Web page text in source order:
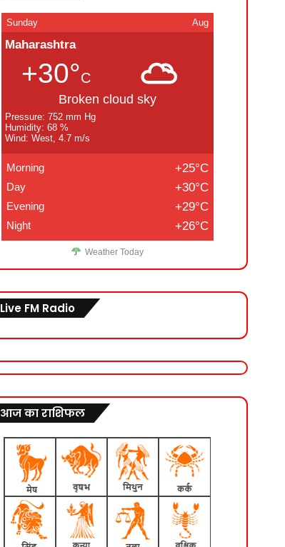
Sunday Aug
Maharashtra
+30°C
Broken cloud sky
Pressure: 752 mm Hg
Humidity: 68 %
Wind: West, 4.7 m/s
Morning +25°C
Day +30°C
Evening +29°C
Night +26°C
Weather Today
Live FM Radio
आज का राशिफल